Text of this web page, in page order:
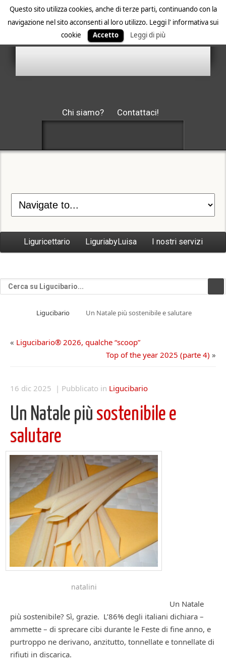
Questo sito utilizza cookies, anche di terze parti, continuando con la
navigazione nel sito acconsenti al loro utilizzo. Leggi l' informativa sui
cookie
Accetto Leggi di più
Chi siamo? Contattaci!
Liguricettario LiguriabyLuisa I nostri servizi
Ligucibario Un Natale più sostenibile e salutare
« Ligucibario® 2026, qualche “scoop”
Top of the year 2025 (parte 4) »
16 dic 2025 | Pubblicato in Ligucibario
Un Natale più sostenibile e
salutare
natalini
Un Natale
più sostenibile? Sì, grazie. L’86% degli italiani dichiara –
ammette – di sprecare cibi durante le Feste di fine anno, e
purtroppo ne derivano, anzitutto, tonnellate e tonnellate di
rifiuti in discarica.